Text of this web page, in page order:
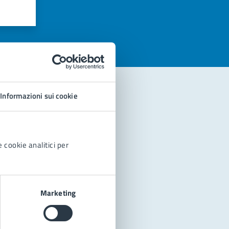
Informazioni sui cookie
cookie analitici per
Marketing